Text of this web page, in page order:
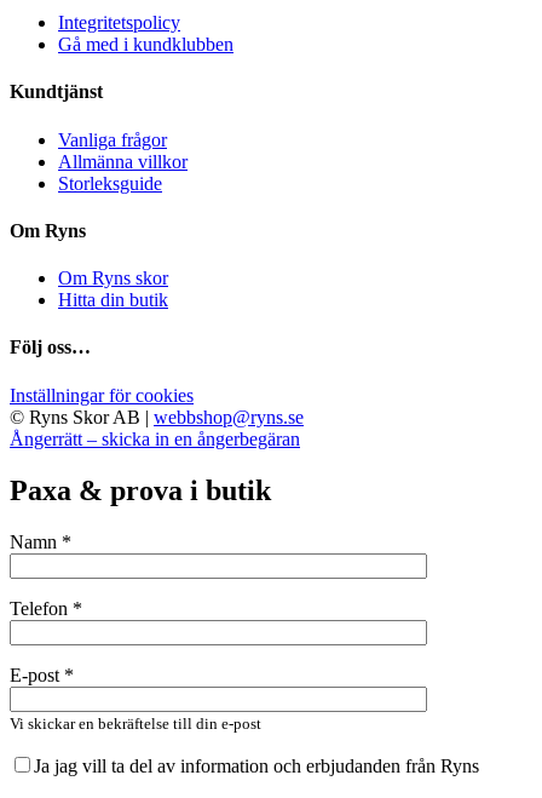
Integritetspolicy
Gå med i kundklubben
Kundtjänst
Vanliga frågor
Allmänna villkor
Storleksguide
Om Ryns
Om Ryns skor
Hitta din butik
Följ oss…
Inställningar för cookies
© Ryns Skor AB | webbshop@ryns.se
Ångerrätt – skicka in en ångerbegäran
Paxa & prova i butik
Namn *
Telefon *
E-post *
Vi skickar en bekräftelse till din e-post
Ja jag vill ta del av information och erbjudanden från Ryns